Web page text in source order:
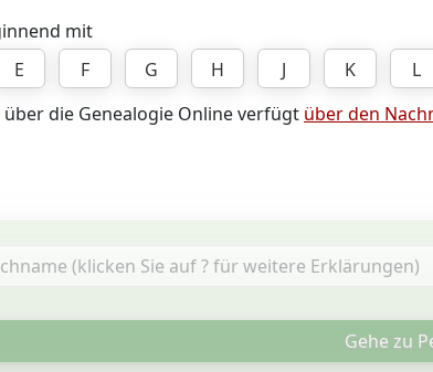
mit
E F G H J K L
die Genealogie Online verfügt über den
Gehe zu